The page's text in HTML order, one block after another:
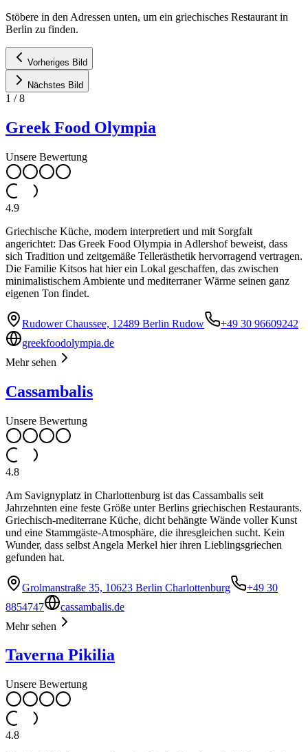
Stöbere in den Adressen unten, um ein griechisches Restaurant in
Berlin zu finden.
Vorheriges Bild
Nächstes Bild
1 /8
Greek Food Olympia
Unsere Bewertung
4.9
Griechische Küche, modern interpretiert und mit Sorgfalt
angerichtet: Das Greek Food Olympia in Adlershof beweist, dass
sich Tradition und zeitgemäße Tellerästhetik hervorragend vertragen.
Die Familie Kitsos hat hier ein Lokal geschaffen, das zwischen
minimalistischem Ambiente und mediterraner Wärme seinen ganz
eigenen Ton findet.
Rudower Chaussee, 12489 Berlin Rudow
+49 30 96609242
greekfoodolympia.de
Mehr sehen
Cassambalis
Unsere Bewertung
4.8
Am Savignyplatz in Charlottenburg ist das Cassambalis seit
Jahrzehnten eine feste Größe unter Berlins griechischen Restaurants.
Griechisch-mediterrane Küche, dicht behängte Wände voller Kunst
und eine Stammgäste-Atmosphäre, die ihresgleichen sucht. Kein
Wunder, dass selbst Angela Merkel hier ihren Lieblingsgriechen
gefunden hat.
Grolmanstraße 35, 10623 Berlin Charlottenburg
+49 30
8854747
cassambalis.de
Mehr sehen
Taverna Pikilia
Unsere Bewertung
4.8